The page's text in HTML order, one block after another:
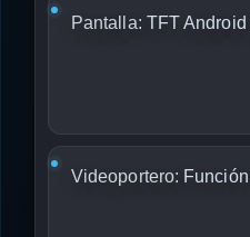
Pantalla: TFT
Videoportero: